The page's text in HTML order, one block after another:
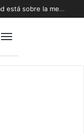
Biministro Daniel Mas: “La oportunidad está sobre la mesa y tenemos que aprovecharla”